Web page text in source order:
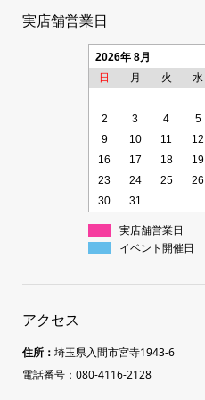
実店舗営業日
2026年 8月
日
月 火 水
2
3 4 5
9
10 11 12
16
17 18 19
23
24 25 26
30
31
実店舗営業日
イベント開催日
アクセス
住所： 埼玉県入間市宮寺1943-6
電話番号：080-4116-2128